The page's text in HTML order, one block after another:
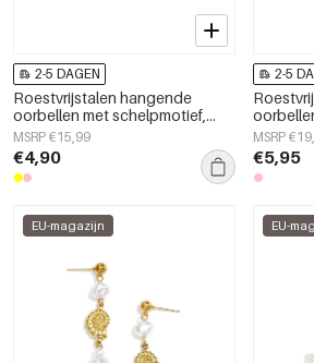
2-5 DAGEN
Roestvrijstalen hangende
oorbellen met schelpmotief,
geschikt voor vakantie, strand
of een eenvoudige serie
damessieraden.
MSRP €15,99
€4,90
2-5
vorm,
serie,
MSRP
€5,95
EU-magazijn EU-